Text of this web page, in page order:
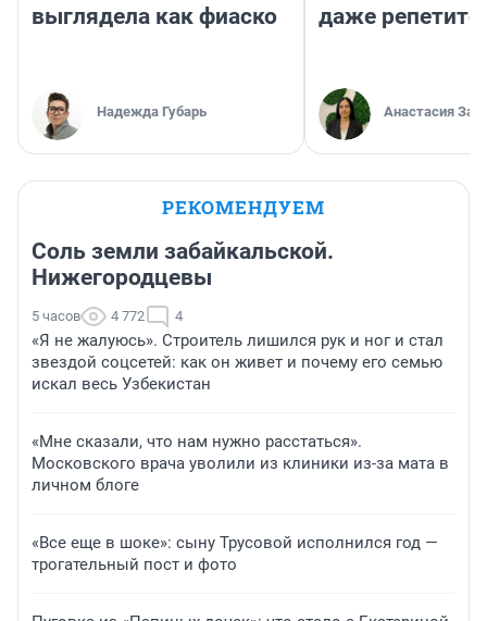
выглядела как фиаско
Надежда Губарь
даже
Анастасия
РЕКОМЕНДУЕМ
Соль земли забайкальской.
Нижегородцевы
5 часов 4 772 4
«Я не жалуюсь». Строитель лишился рук и ног и стал
звездой соцсетей: как он живет и почему его семью
искал весь Узбекистан
«Мне сказали, что нам нужно расстаться».
Московского врача уволили из клиники из-за мата в
личном блоге
«Все еще в шоке»: сыну Трусовой исполнился год —
трогательный пост и фото